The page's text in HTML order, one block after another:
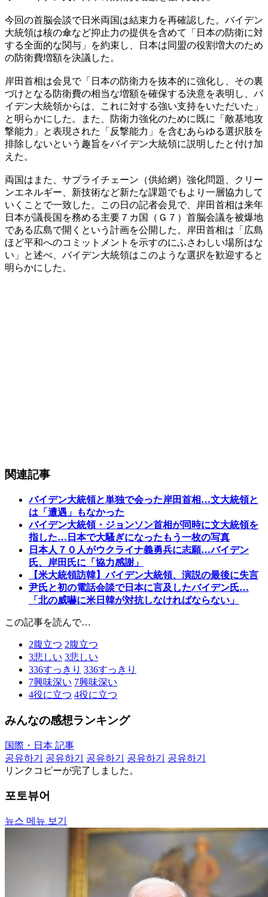
今回の首脳会談で日米両国は結束力を再確認した。バイデン
大統領は核の傘など抑止力の提供を含めて「日本の防衛に対
する全面的な関与」を約束し、日本は同盟の役割増大のため
の防衛費増額を決議した。
岸田首相は会見で「日本の防衛力を抜本的に強化し、その裏
づけとなる防衛費の相当な増額を確保する決意を表明し、バ
イデン大統領からは、これに対する強い支持をいただいた」
と明らかにした。また、防衛力強化のために既に「敵基地攻
撃能力」と表現された「反撃能力」を含むあらゆる選択肢を
排除しないという趣旨をバイデン大統領に説明したと付け加
えた。
両国はまた、サプライチェーン（供給網）強化問題、クリー
ンエネルギー、新技術など新たな課題でもより一層協力して
いくことで一致した。この日の記者会見で、岸田首相は来年
日本が議長国を務める主要７カ国（Ｇ７）首脳会議を被爆地
である広島で開くという計画を公開した。岸田首相は「広島
ほど平和へのコミットメントを示すのにふさわしい場所はな
い」と述べ、バイデン大統領はこのような選択を歓迎すると
明らかにした。
関連記事
バイデン大統領と単独で会った岸田首相…文大統領と
は「遭遇」もなかった
バイデン大統領・ジョンソン首相が同時に文大統領を
指した…日本で大騷ぎになったもう一枚の写真
日本人７０人がウクライナ義勇兵に志願…バイデン
氏、岸田氏に「協力感謝」
【米大統領訪韓】バイデン大統領、演説の最後に失言
尹氏と初の電話会談で日本に言及したバイデン氏…
「北の威嚇に米日韓が対抗しなければならない」
この記事を読んで…
2腹立つ 2腹立つ
3悲しい 3悲しい
336すっきり 336すっきり
7興味深い 7興味深い
4役に立つ 4役に立つ
みんなの感想ランキング
国際・日本 記事
공유하기
공유하기 공유하기 공유하기
공유하기
リンクコピーが完了しました。
포토뷰어
뉴스 메뉴 보기